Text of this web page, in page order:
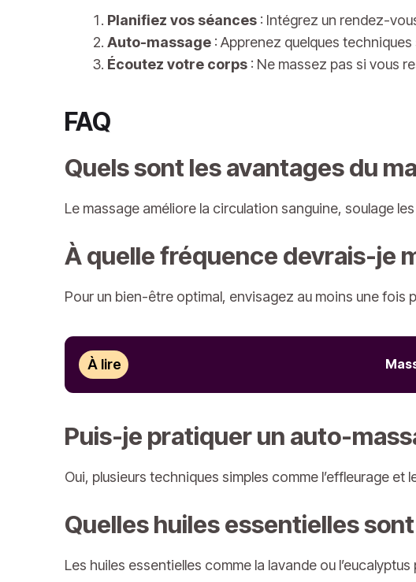
Planifiez vos séances : Intégrez un rendez-
Auto-massage : Apprenez quelques
Écoutez votre corps : Ne massez pas si vous
FAQ
Quels sont les avantages du
Le massage améliore la circulation sanguine, soulage
À quelle fréquence devrais-je
Pour un bien-être optimal, envisagez au moins une
À lire
Puis-je pratiquer un auto-
Oui, plusieurs techniques simples comme l’effleurage
Quelles huiles essentielles
Les huiles essentielles comme la lavande ou